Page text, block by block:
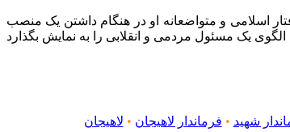
اسلامی و متواضعانه او در هنگام داشتن یک منصب
شهید • فرماندار لاهیجان • لاهیجان